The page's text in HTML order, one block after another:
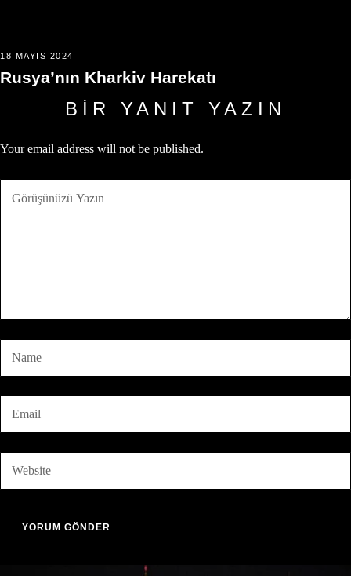
18 MAYIS 2024
Rusya’nın Kharkiv Harekatı
BIR YANIT YAZIN
Your email address will not be published.